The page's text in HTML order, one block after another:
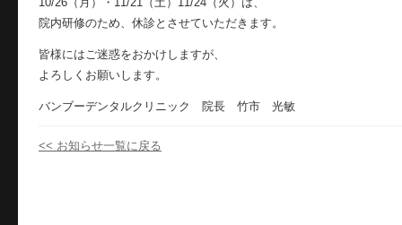
院内研修のため、休診とさせていただきます。
皆様にはご迷惑をおかけしますが、
よろしくお願いします。
バンブーデンタルクリニック 院長 竹市 光敏
<< お知らせ一覧に戻る